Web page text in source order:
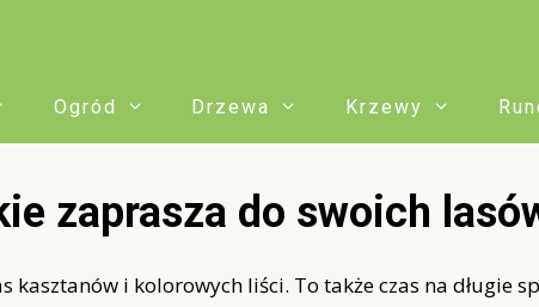
Ogród Drzewa Krzewy
zaprasza do swoich
kasztanów i kolorowych liści. To także czas na długie